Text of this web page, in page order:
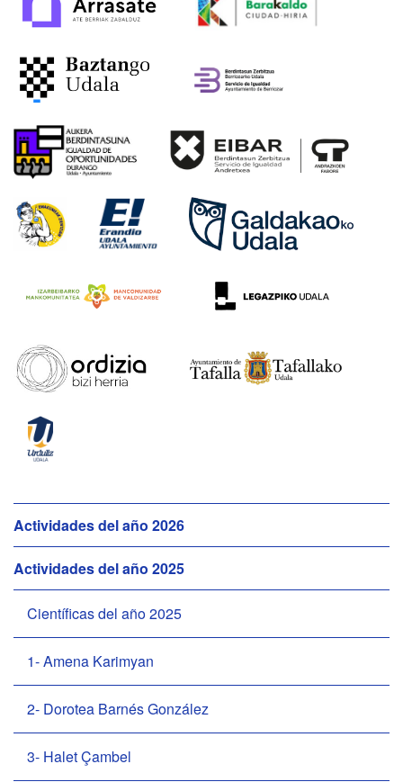
N
a
v
e
g
a
c
i
ó
n
Actividades del año 2026
Actividades del año 2025
Científicas del año 2025
1- Amena Karimyan
2- Dorotea Barnés González
3- Halet Çambel